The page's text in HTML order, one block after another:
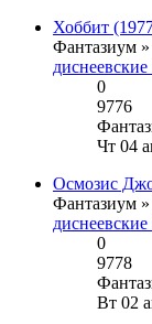
Хоббит
Фантазиум
0
9776
Чт 04
Осмозис
Фантазиум
0
9778
Вт 02